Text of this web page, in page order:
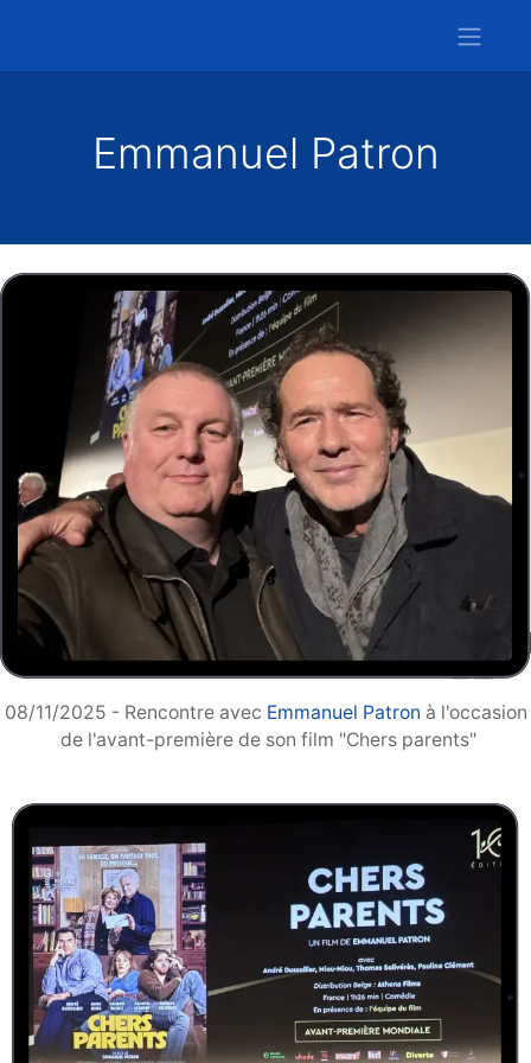
Emmanuel Patron
08/11/2025 - Rencontre avec Emmanuel Patron à l'occasion
de l'avant-première de son film "Chers parents"